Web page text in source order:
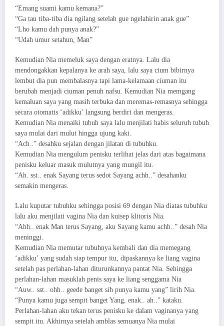
“Emang suami kamu kemana?”
“Ga tau tiba-tiba dia ngilang setelah gue ngelahirin anak gue”
“Lho kamu dah punya anak?”
“Udah umur setahun, Man”
Kemudian Nia memeluk saya dengan eratnya. Lalu dia
mendongakkan kepalanya ke arah saya, lalu saya cium bibirnya
lembut dia pun membalasnya tapi lama-kelamaan ciuman itu
berubah menjadi ciuman penuh nafsu. Kemudian Nia memgang
kemaluan saya yang masih terbuka dan meremas-remasnya sehingga
secara otomatis ‘adikku’ langsung berdiri dan mengeras.
Kemudian Nia menaiki tubuh saya lalu menjilati habis seluruh tubuh
saya mulai dari mulut hingga ujung kaki.
“Ach..” desahku sejalan dengan jilatan di tubuhku.
Kemudian Nia mengulum penisku terlihat jelas dari atas bagaimana
penisku keluar masuk mulutnya yang mungil itu.
“Ah. sst.. enak Sayang terus sedot Sayang achh..” desahanku
semakin mengeras.
Lalu kuputar tubuhku sehingga posisi 69 dengan Nia diatas tubuhku
lalu aku menjilati vagina Nia dan kuisep klitoris Nia.
“Ahh.. enak Man terus Sayang, aku Sayang kamu achh..” desah Nia
meninggi.
Kemudian Nia memutar tubuhnya kembali dan dia memegang
‘adikku’ yang sudah siap tempur itu, dipaskannya ke liang vagina
setelah pas perlahan-lahan diturunkannya pantat Nia. Sehingga
perlahan-lahan masuklah penis saya ke liang senggama Nia
“Auw.. sst.. ohh.. geede banget sih punya kamu yang” lirih Nia.
“Punya kamu juga sempit banget Yang, enak.. ah..” kataku.
Perlahan-lahan aku tekan terus penisku ke dalam vaginanya yang
sempit itu. Akhirnya setelah amblas semuanya Nia mulai